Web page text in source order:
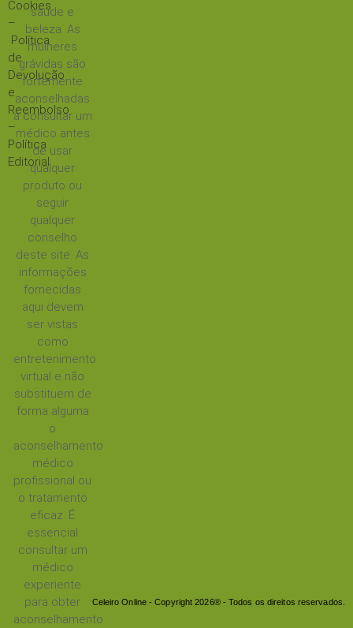
Cookies
–
Política
de
Devolução
e
Reembolso
–
Política
Editorial
saúde e
beleza. As
mulheres
grávidas são
fortemente
aconselhadas
a consultar um
médico antes
de usar
qualquer
produto ou
seguir
qualquer
conselho
deste site. As
informações
fornecidas
aqui devem
ser vistas
como
entretenimento
virtual e não
substituem de
forma alguma
o
aconselhamento
médico
profissional ou
o tratamento
eficaz. É
essencial
consultar um
médico
experiente
para obter
aconselhamento
Celeiro Online - Copyright 2026® - Todos os direitos reservados.